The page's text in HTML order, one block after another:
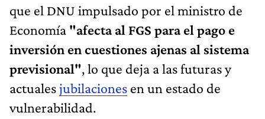
que el DNU impulsado por el ministro de
Economía "afecta al FGS para el pago e
inversión en cuestiones ajenas al sistema
previsional", lo que deja a las futuras y
actualesjubilaciones en un estado de
vulnerabilidad.